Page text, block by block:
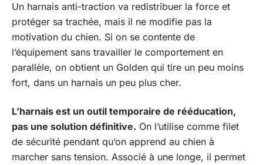
Un harnais anti-traction va redistribuer la force et
protéger sa trachée, mais il ne modifie pas la
motivation du chien. Si on se contente de
l’équipement sans travailler le comportement en
parallèle, on obtient un Golden qui tire un peu moins
fort, dans un harnais un peu plus cher.
L’harnais est un outil temporaire de rééducation,
pas une solution définitive. On l’utilise comme filet
de sécurité pendant qu’on apprend au chien à
marcher sans tension. Associé à une longe, il permet